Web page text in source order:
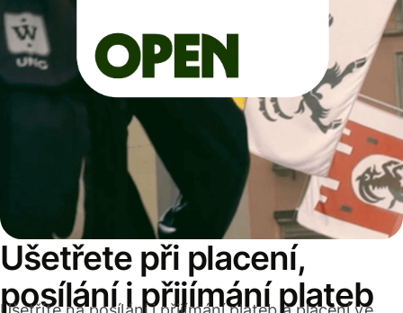
Ušetřete při placení,
posílání i přijímání plateb